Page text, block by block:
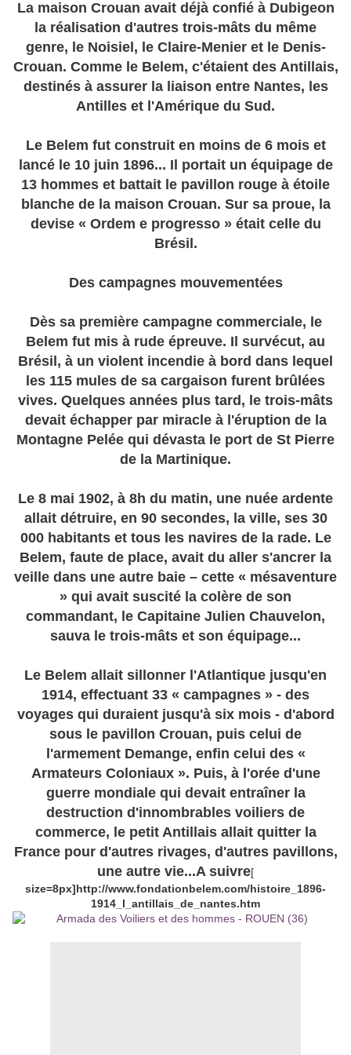
La maison Crouan avait déjà confié à Dubigeon
la réalisation d'autres trois-mâts du même
genre, le Noisiel, le Claire-Menier et le Denis-
Crouan. Comme le Belem, c'étaient des Antillais,
destinés à assurer la liaison entre Nantes, les
Antilles et l'Amérique du Sud.
Le Belem fut construit en moins de 6 mois et
lancé le 10 juin 1896... Il portait un équipage de
13 hommes et battait le pavillon rouge à étoile
blanche de la maison Crouan. Sur sa proue, la
devise « Ordem e progresso » était celle du
Brésil.
Des campagnes mouvementées
Dès sa première campagne commerciale, le
Belem fut mis à rude épreuve. Il survécut, au
Brésil, à un violent incendie à bord dans lequel
les 115 mules de sa cargaison furent brûlées
vives. Quelques années plus tard, le trois-mâts
devait échapper par miracle à l'éruption de la
Montagne Pelée qui dévasta le port de St Pierre
de la Martinique.
Le 8 mai 1902, à 8h du matin, une nuée ardente
allait détruire, en 90 secondes, la ville, ses 30
000 habitants et tous les navires de la rade. Le
Belem, faute de place, avait du aller s'ancrer la
veille dans une autre baie – cette « mésaventure
» qui avait suscité la colère de son
commandant, le Capitaine Julien Chauvelon,
sauva le trois-mâts et son équipage...
Le Belem allait sillonner l'Atlantique jusqu'en
1914, effectuant 33 « campagnes » - des
voyages qui duraient jusqu'à six mois - d'abord
sous le pavillon Crouan, puis celui de
l'armement Demange, enfin celui des «
Armateurs Coloniaux ». Puis, à l'orée d'une
guerre mondiale qui devait entraîner la
destruction d'innombrables voiliers de
commerce, le petit Antillais allait quitter la
France pour d'autres rivages, d'autres pavillons,
une autre vie...A suivre[
size=8px]http://www.fondationbelem.com/histoire_1896-
1914_l_antillais_de_nantes.htm